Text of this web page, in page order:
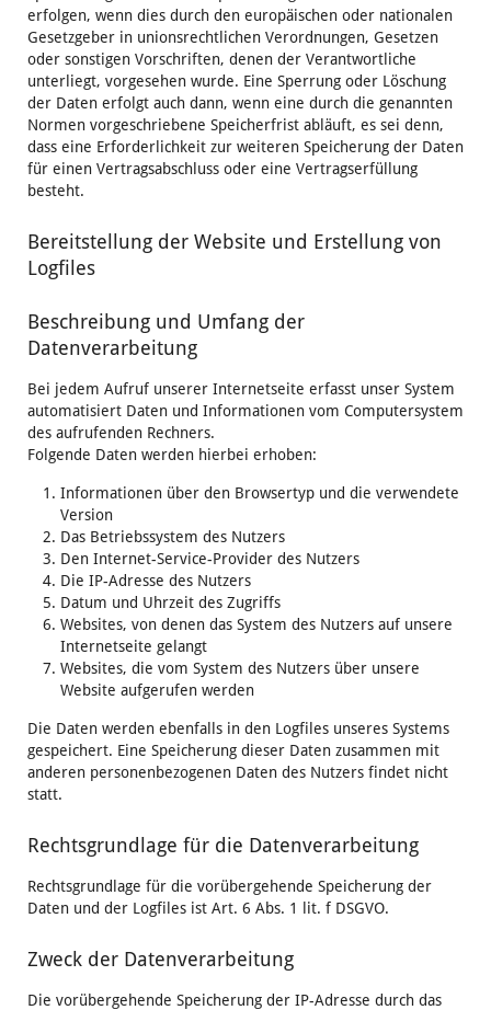
erfolgen, wenn dies durch den europäischen oder nationalen
Gesetzgeber in unionsrechtlichen Verordnungen, Gesetzen
oder sonstigen Vorschriften, denen der Verantwortliche
unterliegt, vorgesehen wurde. Eine Sperrung oder Löschung
der Daten erfolgt auch dann, wenn eine durch die genannten
Normen vorgeschriebene Speicherfrist abläuft, es sei denn,
dass eine Erforderlichkeit zur weiteren Speicherung der Daten
für einen Vertragsabschluss oder eine Vertragserfüllung
besteht.
Bereitstellung der Website und Erstellung von
Logfiles
Beschreibung und Umfang der
Datenverarbeitung
Bei jedem Aufruf unserer Internetseite erfasst unser System
automatisiert Daten und Informationen vom Computersystem
des aufrufenden Rechners.
Folgende Daten werden hierbei erhoben:
Informationen über den Browsertyp und die verwendete
Version
Das Betriebssystem des Nutzers
Den Internet-Service-Provider des Nutzers
Die IP-Adresse des Nutzers
Datum und Uhrzeit des Zugriffs
Websites, von denen das System des Nutzers auf unsere
Internetseite gelangt
Websites, die vom System des Nutzers über unsere
Website aufgerufen werden
Die Daten werden ebenfalls in den Logfiles unseres Systems
gespeichert. Eine Speicherung dieser Daten zusammen mit
anderen personenbezogenen Daten des Nutzers findet nicht
statt.
Rechtsgrundlage für die Datenverarbeitung
Rechtsgrundlage für die vorübergehende Speicherung der
Daten und der Logfiles ist Art. 6 Abs. 1 lit. f DSGVO.
Zweck der Datenverarbeitung
Die vorübergehende Speicherung der IP-Adresse durch das